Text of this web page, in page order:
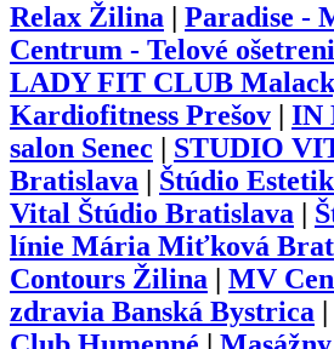
Relax Žilina Paradise -
Centrum - Telové
LADY FIT CLUB
Kardiofitness Prešov
IN
salon Senec
STUDIO
Bratislava
Štúdio
Vital Štúdio Bratislava
línie Mária Miťková
Contours Žilina
MV
zdravia Banská Bystrica